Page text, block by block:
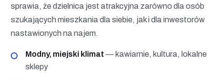
sprawia, że dzielnica jest atrakcyjna zarówno dla osób
szukających mieszkania dla siebie, jak i dla inwestorów
nastawionych na najem.
Modny, miejski klimat — kawiarnie, kultura, lokalne
sklepy